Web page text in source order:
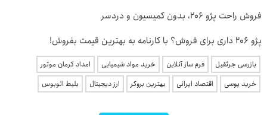
فروش راحت پژو ۲۰6، بدون کمیسیون و دردسر
پژو 206 داری برای فروش؟ با کارنامه به بهترین قیمت بفروش!
بازرسی جرثقیل فرم ساز آنلاین خرید مواد شیمیایی
امداد کرمان موتور
خرید یوسی
اقتصاد ایرانی بهترین بروکر ارز دیجیتال بلیط اتوبوس